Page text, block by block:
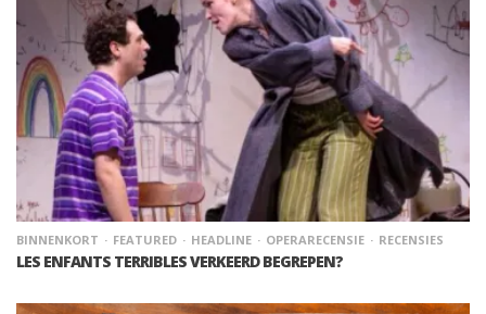
BINNENKORT FEATURED HEADLINE OPERARECENSIE RECENSIES
LES ENFANTS TERRIBLES VERKEERD BEGREPEN?